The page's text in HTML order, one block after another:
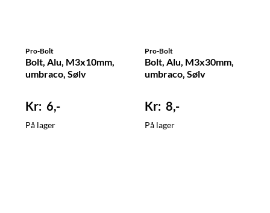
Pro-Bolt
Bolt, Alu, M3x10mm,
umbraco, Sølv
6,-
På lager
Pro-Bolt
Bolt, Alu, M3x30mm,
umbraco, Sølv
8,-
På lager